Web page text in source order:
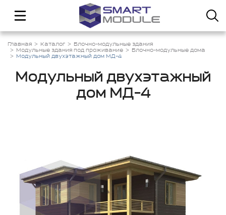
Главная Каталог
Блочно-модульные здания
Модульные здания под проживание
Блочно-модульные дома
Модульный двухэтажный дом МД-4
Модульный двухэтажный
дом МД-4